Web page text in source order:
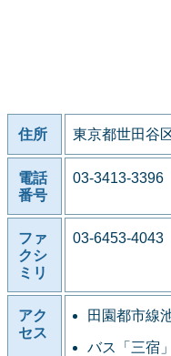
住所 東京都世田谷
電話
番号
03-3413-3396
ファ
クシ
ミリ
03-6453-4043
アク
セス
田園都市線
バス「三宿